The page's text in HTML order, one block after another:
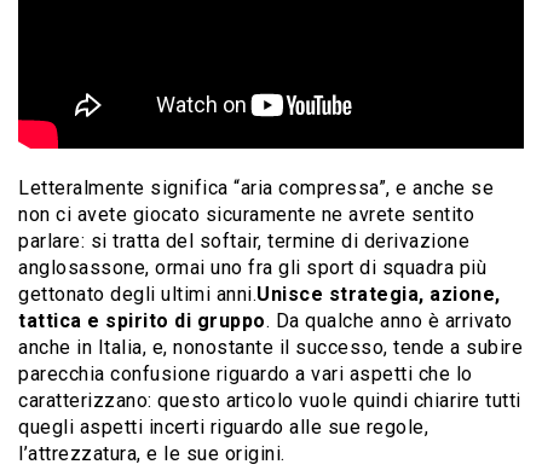
Letteralmente significa “aria compressa”, e anche se
non ci avete giocato sicuramente ne avrete sentito
parlare: si tratta del softair, termine di derivazione
anglosassone, ormai uno fra gli sport di squadra più
gettonato degli ultimi anni.Unisce strategia, azione,
tattica e spirito di gruppo. Da qualche anno è arrivato
anche in Italia, e, nonostante il successo, tende a subire
parecchia confusione riguardo a vari aspetti che lo
caratterizzano: questo articolo vuole quindi chiarire tutti
quegli aspetti incerti riguardo alle sue regole,
l’attrezzatura, e le sue origini.